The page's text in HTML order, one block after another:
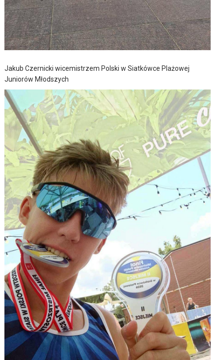
Jakub Czernicki wicemistrzem Polski w Siatkówce Plażowej
Juniorów Młodszych